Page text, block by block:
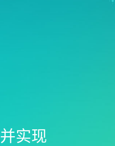
Minitab Education
实现